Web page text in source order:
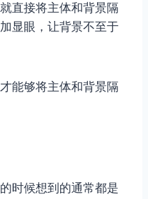
直接将主体和背景隔
显眼，让背景不至于
能够将主体和背景隔
时候想到的通常都是